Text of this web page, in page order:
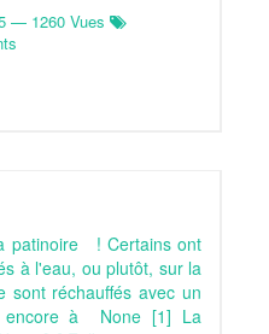
— 1260 Vues
patinoire ! Certains ont
à l'eau, ou plutôt, sur la
sont réchauffés avec un
encore à None [1] La